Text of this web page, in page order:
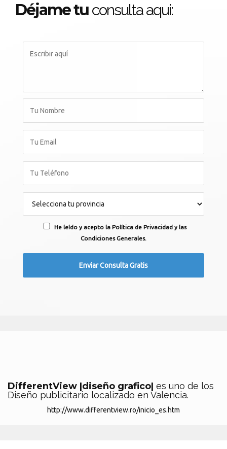
Déjame tu consulta aqui:
He leído y acepto la Política de Privacidad y las
Condiciones Generales.
DifferentView |diseño grafico| es uno de los
Diseño publicitario localizado en Valencia.
http://www.differentview.ro/inicio_es.htm